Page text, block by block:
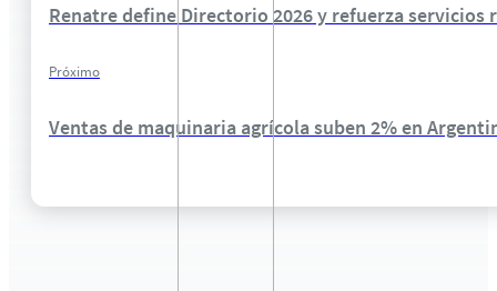
Renatre define Directorio 2026 y refuerza servicios
Próximo
Ventas de maquinaria agrícola suben 2% en